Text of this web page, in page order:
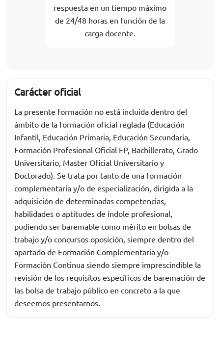
respuesta en un tiempo máximo
de 24/48 horas en función de la
carga docente.
Carácter oficial
La presente formación no está incluida dentro del
ámbito de la formación oficial reglada (Educación
Infantil, Educación Primaria, Educación Secundaria,
Formación Profesional Oficial FP, Bachillerato, Grado
Universitario, Master Oficial Universitario y
Doctorado). Se trata por tanto de una formación
complementaria y/o de especialización, dirigida a la
adquisición de determinadas competencias,
habilidades o aptitudes de índole profesional,
pudiendo ser baremable como mérito en bolsas de
trabajo y/o concursos oposición, siempre dentro del
apartado de Formación Complementaria y/o
Formación Continua siendo siempre imprescindible la
revisión de los requisitos específicos de baremación de
las bolsa de trabajo público en concreto a la que
deseemos presentarnos.